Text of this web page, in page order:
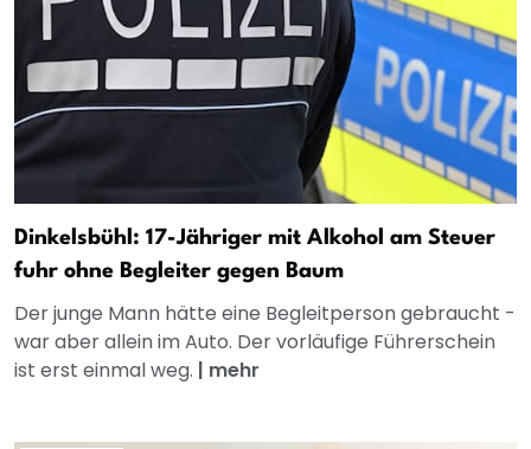
Dinkelsbühl: 17-Jähriger mit Alkohol am Steuer
fuhr ohne Begleiter gegen Baum
Der junge Mann hätte eine Begleitperson gebraucht -
war aber allein im Auto. Der vorläufige Führerschein
ist erst einmal weg. | mehr